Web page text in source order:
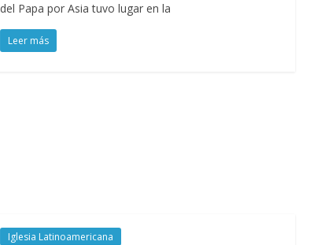
del Papa por Asia tuvo lugar en la
Leer más
Iglesia Latinoamericana